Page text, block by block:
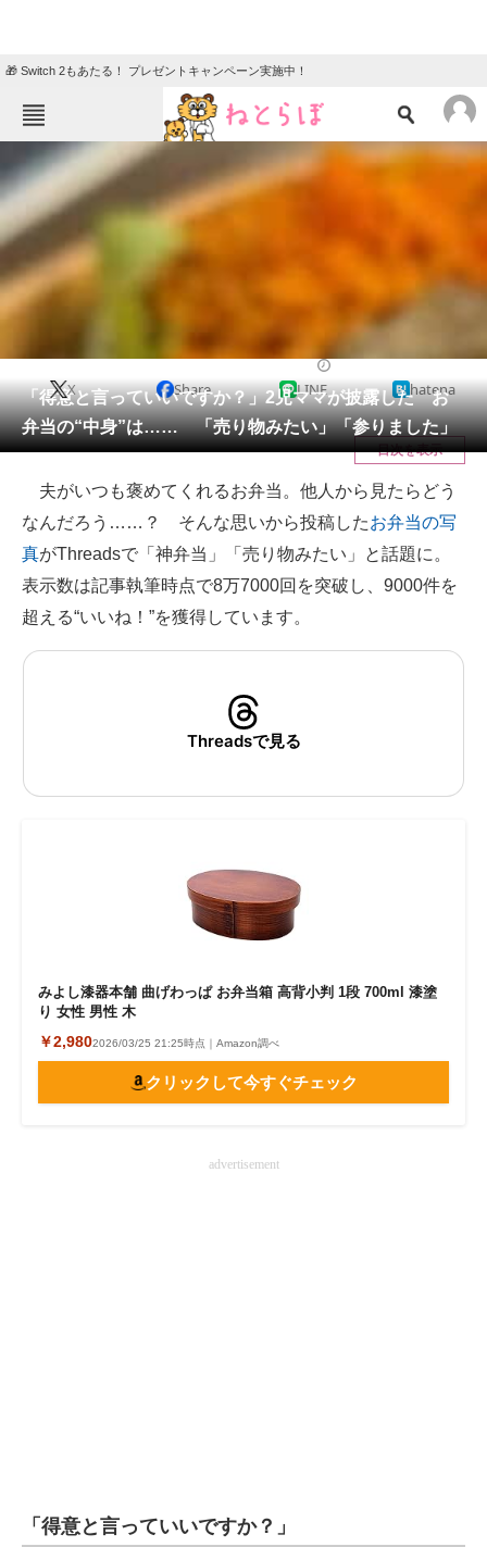
🎁 Switch 2もあたる！ プレゼントキャンペーン実施中！
ねとらぼメニュー
TOP ニュース
エンタメ
グルメ
住まい 教育・育児
リサーチ
会員記事
メディア
注目記事を集めた総合ページ
ITの今と未来を見通す
スマホと通信の最新トレンド
進化するPCとデバイスの未来
マーケ×ITの今がよく分かる
企業向けIT製品の総合サイト
IT製品の技術・比較・事例
製造業のIT導入・活用を支援
「得意と言っていいですか？」2児ママが披露した お
弁当の“中身”は…… 「売り物みたい」「参りました」
X Share LINE hatena
目次を表示
夫がいつも褒めてくれるお弁当。他人から見たらどう
なんだろう……？ そんな思いから投稿したお弁当の写
真がThreadsで「神弁当」「売り物みたい」と話題に。
表示数は記事執筆時点で8万7000回を突破し、9000件を
超える“いいね！”を獲得しています。
Threadsで見る
みよし漆器本舗 曲げわっぱ お弁当箱 高背小判 1段 700ml 漆塗
り 女性 男性 木
￥2,9802026/03/25 21:25時点｜Amazon調べ
クリックして今すぐチェック
advertisement
「得意と言っていいですか？」